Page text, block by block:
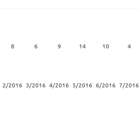
8
2/2016
6
3/2016
9
4/2016
14
5/2016
10
6/2016
4
7/2016